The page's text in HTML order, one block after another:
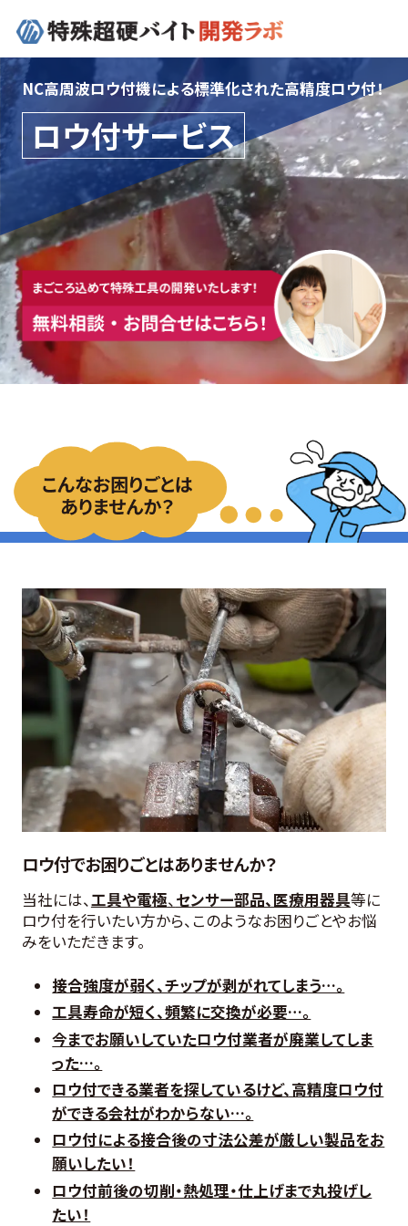
0274-62-1744
（平日：9:00 ~ 17:00)
オンライン工場見学
お問合せはこちら
ロウ付サービス
NC高周波ロウ付機による標準化された高精度ロウ付！
ロウ付でお困りごとはありませんか？
当社には、工具や電極、センサー部品、医療用器具等に
ロウ付を行いたい方から、このようなお困りごとやお悩
みをいただきます。
接合強度が弱く、チップが剥がれてしまう…。
工具寿命が短く、頻繁に交換が必要…。
今までお願いしていたロウ付業者が廃業してしま
った…。
ロウ付できる業者を探しているけど、高精度ロウ付
ができる会社がわからない…。
ロウ付による接合後の寸法公差が厳しい製品をお
願いしたい！
ロウ付前後の切削・熱処理・仕上げまで丸投げし
たい！